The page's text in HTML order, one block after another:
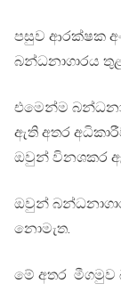
පසුව ආරක්ෂක
බන්ධනාගාරය
එමෙන්ම
ඇති අතර
ඔවුන් විනශකර
ඔවුන්
නොමැත.
මේ අතර මීගමුව